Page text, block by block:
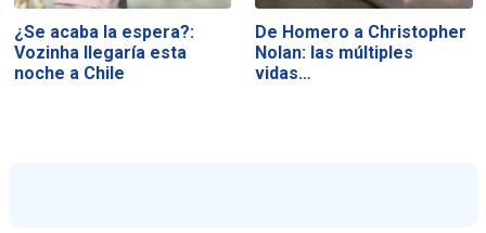
¿Se acaba la espera?:
Vozinha llegaría esta
noche a Chile
De Homero a Christopher
Nolan: las múltiples
vidas…